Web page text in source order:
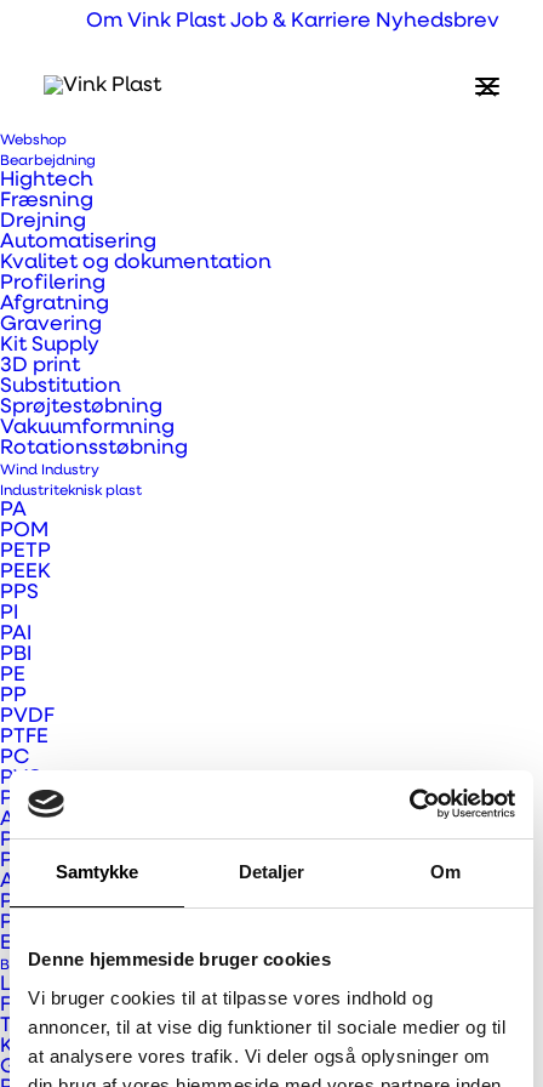
Samtykke Detaljer Om
Denne hjemmeside bruger cookies
Vi bruger cookies til at tilpasse vores indhold og
annoncer, til at vise dig funktioner til sociale medier og til
at analysere vores trafik. Vi deler også oplysninger om
Om Vink Plast Job & Karriere Nyhedsbrev
Webshop
Bearbejdning
Hightech
Fræsning
Drejning
Automatisering
Kvalitet og dokumentation
Profilering
Afgratning
Gravering
Kit Supply
3D print
Substitution
Sprøjtestøbning
Vakuumformning
Rotationsstøbning
Wind Industry
Industriteknisk plast
PA
POM
PETP
PEEK
PPS
PI
PAI
PBI
PE
PP
PVDF
PTFE
PC
PVC
PMMA
APET og PETG
PSU, PPSU og PEI
PS
ABS
PUR
Plastkompositter
Eurograte GRP riste og profiler
Bygge- og Interiør Plast
Larson og Larcore
Fundermax
Trespa
Kerrock
Gallina PC facadeplader
Hvad er Rengøring
og lim?
3M rengørings- og forberedelses midler til
wrap og printløsninger. Flere varianter alt
efter formålet du skal have løst.
Vink Plast ApS
Kristrup Engvej 9